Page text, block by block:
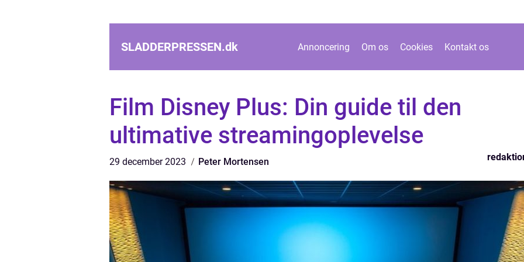
SLADDERPRESSEN.dk Annoncering Om os Cookies Kontakt os
Film Disney Plus: Din guide til den
ultimative streamingoplevelse
29 december 2023 Peter Mortensen